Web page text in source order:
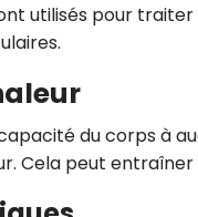
utilisés pour
du corps à
Cela peut